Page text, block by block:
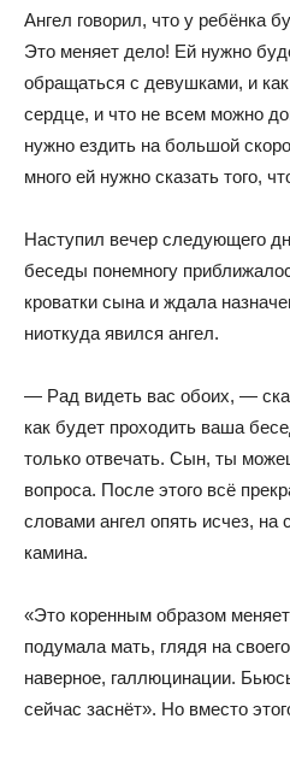
Ангел говорил, что у ребёнка
Это меняет дело! Ей нужно
обращаться с девушками, и
сердце, и что не всем можно
нужно ездить на большой
много ей нужно сказать того,
Наступил вечер следующего
беседы понемногу
кроватки сына и ждала
ниоткуда явился ангел.
— Рад видеть вас обоих, —
как будет проходить ваша
только отвечать. Сын, ты
вопроса. После этого всё
словами ангел опять исчез, на
камина.
«Это коренным образом
подумала мать, глядя на
наверное, галлюцинации.
сейчас заснёт». Но вместо